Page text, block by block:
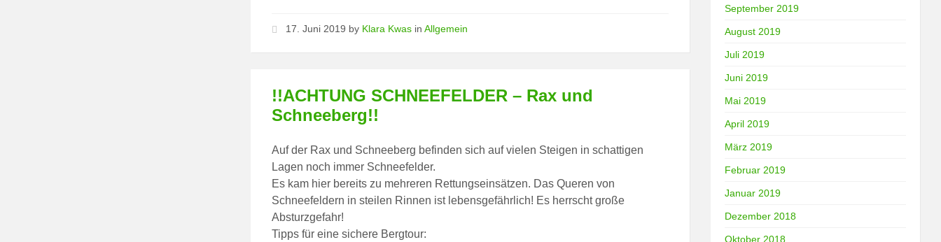
17. Juni 2019 by Klara Kwas inAllgemein
!!ACHTUNG SCHNEEFELDER – Rax und
Schneeberg!!
Auf der Rax und Schneeberg befinden sich auf vielen Steigen in schattigen
Lagen noch immer Schneefelder.
Es kam hier bereits zu mehreren Rettungseinsätzen. Das Queren von
Schneefeldern in steilen Rinnen ist lebensgefährlich! Es herrscht große
Absturzgefahr!
Tipps für eine sichere Bergtour:
September 2019
August 2019
Juli 2019
Juni 2019
Mai 2019
April 2019
März 2019
Februar 2019
Januar 2019
Dezember 2018
Oktober 2018